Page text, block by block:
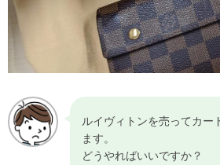
ルイヴィトンを売ってカー
ます。
どうやればいいですか？